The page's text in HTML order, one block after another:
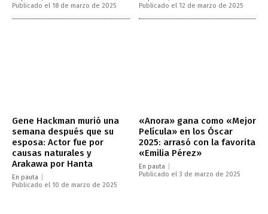
Publicado el 18 de marzo de 2025
Publicado el 12 de marzo de 2025
Gene Hackman murió una
semana después que su
esposa: Actor fue por
causas naturales y
Arakawa por Hanta
En pauta
Publicado el 10 de marzo de 2025
«Anora» gana como «Mejor
Película» en los Óscar
2025: arrasó con la favorita
«Emilia Pérez»
En pauta
Publicado el 3 de marzo de 2025